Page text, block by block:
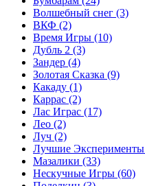
Волшебный снег (3)
ВКФ (2)
Время Игры (10)
Дубль 2 (3)
Зандер (4)
Золотая Сказка (9)
Какаду (1)
Каррас (2)
Лас Играс (17)
Лео (2)
Луч (2)
Лучшие Эксперименты
Мазалики (33)
Нескучные Игры (60)